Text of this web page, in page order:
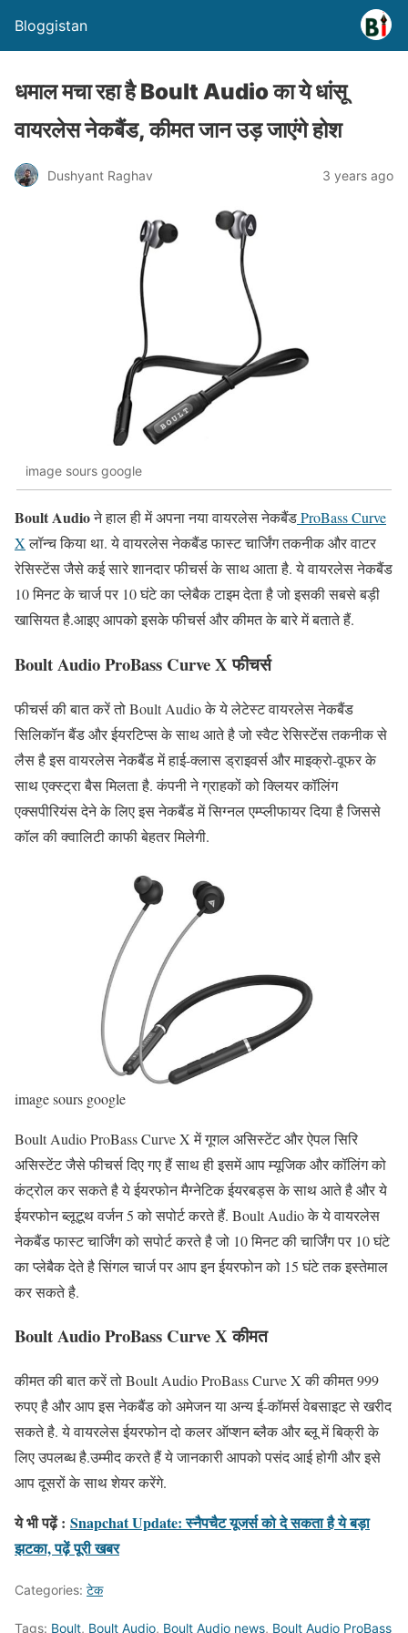
Bloggistan
धमाल मचा रहा है Boult Audio का ये धांसू
वायरलेस नेकबैंड, कीमत जान उड़ जाएंगे होश
Dushyant Raghav 3 years ago
image sours google
Boult Audioने हाल ही में अपना नया वायरलेस नेकबैंडProBass Curve
Xलॉन्च किया था. ये वायरलेस नेकबैंड फास्ट चार्जिंग तकनीक और वाटर
रेसिस्टेंस जैसे कई सारे शानदार फीचर्स के साथ आता है. ये वायरलेस नेकबैंड
10 मिनट के चार्ज पर 10 घंटे का प्लेबैक टाइम देता है जो इसकी सबसे बड़ी
खासियत है.आइए आपको इसके फीचर्स और कीमत के बारे में बताते हैं.
Boult Audio ProBass Curve X फीचर्स
फीचर्स की बात करें तो Boult Audio के ये लेटेस्ट वायरलेस नेकबैंड
सिलिकॉन बैंड और ईयरटिप्स के साथ आते है जो स्वैट रेसिस्टेंस तकनीक से
लैस है इस वायरलेस नेकबैंड में हाई-क्लास ड्राइवर्स और माइक्रो-वूफर के
साथ एक्स्ट्रा बैस मिलता है. कंपनी ने ग्राहकों को क्लियर कॉलिंग
एक्सपीरियंस देने के लिए इस नेकबैंड में सिग्नल एम्प्लीफायर दिया है जिससे
कॉल की क्वालिटी काफी बेहतर मिलेगी.
image sours google
Boult Audio ProBass Curve X में गूगल असिस्टेंट और ऐपल सिरि
असिस्टेंट जैसे फीचर्स दिए गए हैं साथ ही इसमें आप म्यूजिक और कॉलिंग को
कंट्रोल कर सकते है ये ईयरफोन मैग्नेटिक ईयरबड्स के साथ आते है और ये
ईयरफोन ब्लूटूथ वर्जन 5 को सपोर्ट करते हैं. Boult Audio के ये वायरलेस
नेकबैंड फास्ट चार्जिंग को सपोर्ट करते है जो 10 मिनट की चार्जिंग पर 10 घंटे
का प्लेबैक देते है सिंगल चार्ज पर आप इन ईयरफोन को 15 घंटे तक इस्तेमाल
कर सकते है.
Boult Audio ProBass Curve X कीमत
कीमत की बात करें तो Boult Audio ProBass Curve X की कीमत 999
रुपए है और आप इस नेकबैंड को अमेजन या अन्य ई-कॉमर्स वेबसाइट से खरीद
सकते है. ये वायरलेस ईयरफोन दो कलर ऑप्शन ब्लैक और ब्लू में बिक्री के
लिए उपलब्ध है.उम्मीद करते हैं ये जानकारी आपको पसंद आई होगी और इसे
आप दूसरों के साथ शेयर करेंगे.
ये भी पढ़ें : Snapchat Update: स्नैपचैट यूजर्स को दे सकता है ये बड़ा
झटका, पढ़ें पूरी खबर
Categories: टेक
Tags: Boult, Boult Audio, Boult Audio news, Boult Audio ProBass